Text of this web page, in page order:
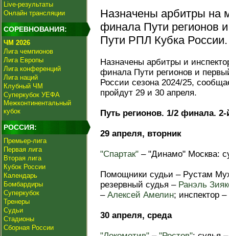
Live-результаты
Онлайн трансляции
СОРЕВНОВАНИЯ:
ЧМ 2026
Лига чемпионов
Лига Европы
Лига конференций
Лига наций
Клубный ЧМ
Суперкубок УЕФА
Межконтинентальный
кубок
РОССИЯ:
Премьер-лига
Первая лига
Вторая лига
Кубок России
Календарь
Бомбардиры
Суперкубок
Тренеры
Судьи
Стадионы
Сборная России
Назначены арбитры на
финала Пути регионов
Пути РПЛ Кубка России.
Назначены арбитры и
финала Пути регионов и
России сезона 2024/25,
пройдут 29 и 30 апреля.
Путь регионов. 1/2 финала. 2-
29 апреля, вторник
"Спартак" – "Динамо" Москва:
Помощники судьи – Рустам
резервный судья – Ранэль
– Алексей Амелин; инспектор
30 апреля, среда